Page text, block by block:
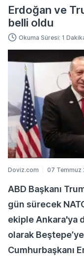
Erdoğan ve
belli oldu
Okuma Süresi: 1
Doviz.com 07 Temmuz
ABD Başkanı
gün sürecek
ekiple Ankara'ya
olarak
Cumhurbaşkanı